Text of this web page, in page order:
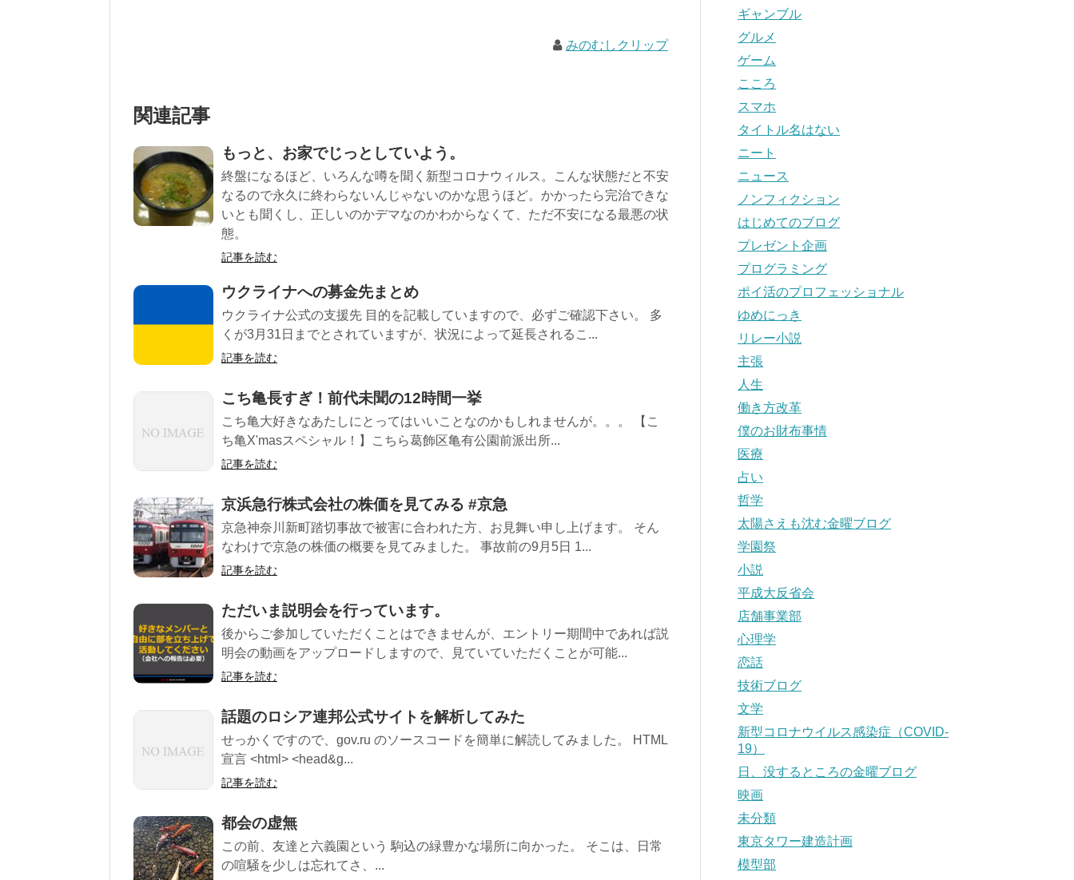
みのむしクリップ
関連記事
もっと、お家でじっとしていよう。
終盤になるほど、いろんな噂を聞く新型コロナウィルス。こんな状態だと不安
なるので永久に終わらないんじゃないのかな思うほど。かかったら完治できな
いとも聞くし、正しいのかデマなのかわからなくて、ただ不安になる最悪の状
態。
記事を読む
ウクライナへの募金先まとめ
ウクライナ公式の支援先 目的を記載していますので、必ずご確認下さい。 多
くが3月31日までとされていますが、状況によって延長されるこ...
記事を読む
こち亀長すぎ！前代未聞の12時間一挙
こち亀大好きなあたしにとってはいいことなのかもしれませんが。。。 【こ
ち亀X'masスペシャル！】こちら葛飾区亀有公園前派出所...
記事を読む
京浜急行株式会社の株価を見てみる #京急
京急神奈川新町踏切事故で被害に合われた方、お見舞い申し上げます。 そん
なわけで京急の株価の概要を見てみました。 事故前の9月5日 1...
記事を読む
ただいま説明会を行っています。
後からご参加していただくことはできませんが、エントリー期間中であれば説
明会の動画をアップロードしますので、見ていていただくことが可能...
記事を読む
話題のロシア連邦公式サイトを解析してみた
せっかくですので、gov.ru のソースコードを簡単に解読してみました。 HTML
宣言 <html> <head&g...
記事を読む
都会の虚無
この前、友達と六義園という 駒込の緑豊かな場所に向かった。 そこは、日常
の喧騒を少しは忘れてさ、...
ギャンブル
グルメ
ゲーム
こころ
スマホ
タイトル名はない
ニート
ニュース
ノンフィクション
はじめてのブログ
プレゼント企画
プログラミング
ポイ活のプロフェッショナル
ゆめにっき
リレー小説
主張
人生
働き方改革
僕のお財布事情
医療
占い
哲学
太陽さえも沈む金曜ブログ
学園祭
小説
平成大反省会
店舗事業部
心理学
恋話
技術ブログ
文学
新型コロナウイルス感染症（COVID-
19）
日、没するところの金曜ブログ
映画
未分類
東京タワー建造計画
模型部